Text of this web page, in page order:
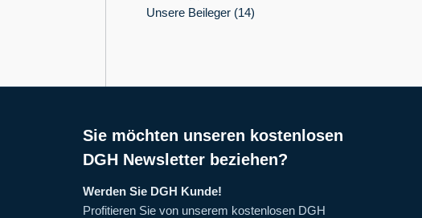
Unsere Beileger (14)
Sie möchten unseren kostenlosen
DGH Newsletter beziehen?
Werden Sie DGH Kunde!
Profitieren Sie von unserem kostenlosen DGH